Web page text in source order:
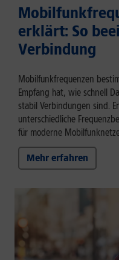
erklärt: So
Verbindung
Mobilfunkfrequenzen
Empfang hat, wie schnell
stabil Verbindungen sind.
unterschiedliche
für moderne
Mehr erfahren